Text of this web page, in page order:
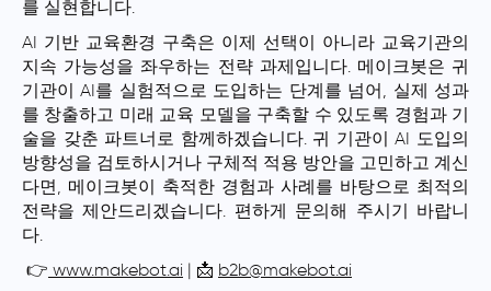
를 실현합니다.
AI 기반 교육환경 구축은 이제 선택이 아니라 교육기관의
지속 가능성을 좌우하는 전략 과제입니다. 메이크봇은 귀
기관이 AI를 실험적으로 도입하는 단계를 넘어, 실제 성과
를 창출하고 미래 교육 모델을 구축할 수 있도록 경험과 기
술을 갖춘 파트너로 함께하겠습니다. 귀 기관이 AI 도입의
방향성을 검토하시거나 구체적 적용 방안을 고민하고 계신
다면, 메이크봇이 축적한 경험과 사례를 바탕으로 최적의
전략을 제안드리겠습니다. 편하게 문의해 주시기 바랍니
다.
👉 www.makebot.ai | 📩 b2b@makebot.ai